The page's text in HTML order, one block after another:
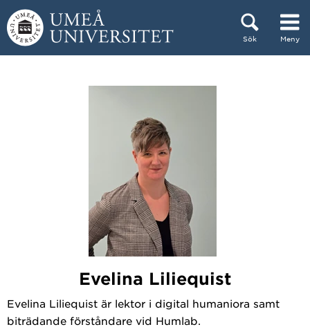
Hoppa direkt till innehållet
Sök Meny
Evelina Liliequist
Evelina Liliequist är lektor i digital humaniora samt
biträdande förståndare vid Humlab.